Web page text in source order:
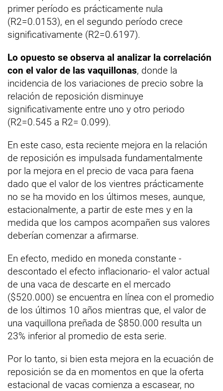
primer período es prácticamente nula
(R2=0.0153), en el segundo período crece
significativamente (R2=0.6197).
Lo opuesto se observa al analizar la correlación
con el valor de las vaquillonas, donde la
incidencia de los variaciones de precio sobre la
relación de reposición disminuye
significativamente entre uno y otro periodo
(R2=0.545 a R2= 0.099).
En este caso, esta reciente mejora en la relación
de reposición es impulsada fundamentalmente
por la mejora en el precio de vaca para faena
dado que el valor de los vientres prácticamente
no se ha movido en los últimos meses, aunque,
estacionalmente, a partir de este mes y en la
medida que los campos acompañen sus valores
deberían comenzar a afirmarse.
En efecto, medido en moneda constante -
descontado el efecto inflacionario- el valor actual
de una vaca de descarte en el mercado
($520.000) se encuentra en línea con el promedio
de los últimos 10 años mientras que, el valor de
una vaquillona preñada de $850.000 resulta un
23% inferior al promedio de esta serie.
Por lo tanto, si bien esta mejora en la ecuación de
reposición se da en momentos en que la oferta
estacional de vacas comienza a escasear, no